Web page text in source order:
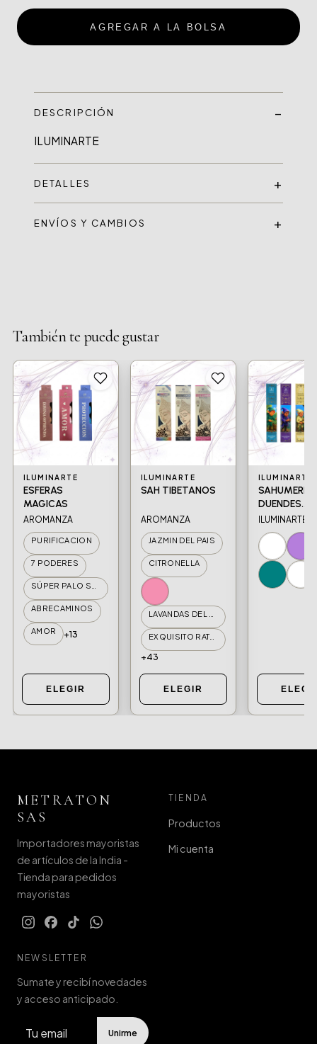
AGREGAR A LA BOLSA
DESCRIPCIÓN
ILUMINARTE
DETALLES
ENVÍOS Y CAMBIOS
También te puede gustar
ILUMINARTE
ESFERAS
MAGICAS
AROMANZA
PURIFICACION
7 PODERES
ABRECAMINOS
AMOR +13
ELEGIR
ILUMINARTE
SAH TIBETANOS
AROMANZA
JAZMIN DEL PAIS
CITRONELLA
EXQUISITO RATNAMALA
+43
ELEGIR
ILUMINARTE
DUENDES
ILUMINARTE
METRATON
SAS
Importadores mayoristas
de artículos de la India -
Tienda para pedidos
mayoristas
TIENDA
Productos
Mi cuenta
NEWSLETTER
Sumate y recibí novedades
y acceso anticipado.
Unirme